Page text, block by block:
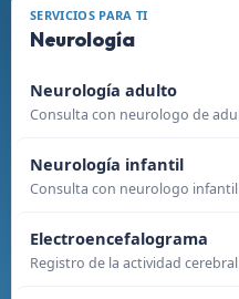
SERVICIOS PARA TI
Neurología
Neurología adulto
Consulta con neurologo de
Neurología infantil
Consulta con neurologo
Electroencefalograma
Registro de la actividad